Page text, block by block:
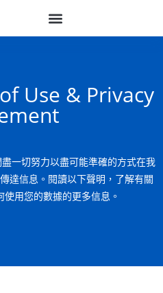
Use & Privacy
一切努力以盡可能準確的方式在我
達信息。閱讀以下聲明，了解有關
用您的數據的更多信息。